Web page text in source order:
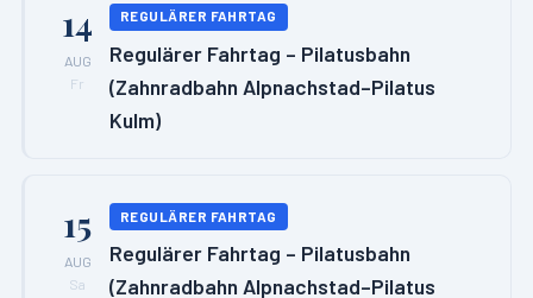
14
AUG
Fr
REGULÄRER FAHRTAG
Regulärer Fahrtag – Pilatusbahn
(Zahnradbahn Alpnachstad–Pilatus
Kulm)
15
AUG
Sa
REGULÄRER FAHRTAG
Regulärer Fahrtag – Pilatusbahn
(Zahnradbahn Alpnachstad–Pilatus